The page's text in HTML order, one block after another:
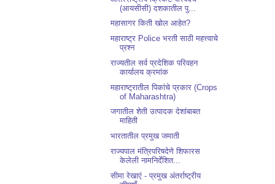
(आयसीसी) दशकातील पु...
महासागर किती खोल आहेत?
महाराष्ट्र Police भरती साठी महत्त्वाचे
प्रश्न
राज्यतील सर्व प्रदेशिक परिवहन
कार्यालय क्रमांक
महाराष्ट्रातील पिकांचे प्रकार (Crops
of Maharashtra)
जगातील शेती उत्पादक देशांबाबत
माहिती
भारतातील प्रमुख जमाती
राज्यपाल मंत्रिपरिषदेणे शिफारस
केलेली नामनिर्देशित...
सीमा रेखाएं - प्रमुख अंतर्राष्ट्रीय